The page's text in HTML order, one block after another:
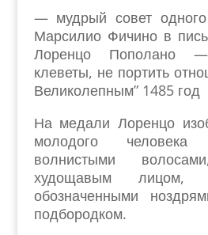
— мудрый совет одного
Марсилио Фичино в
Лоренцо Пополано
клеветы, не портить
Великолепным” 1485 год
На медали Лоренцо
молодого
волнистыми
худощавым лицом,
обозначенными
подбородком.